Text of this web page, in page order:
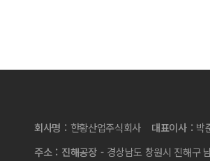
회사명 한황산업주식회사 대표이사
박
주소
진해공장
경상남도 창원시 진해구